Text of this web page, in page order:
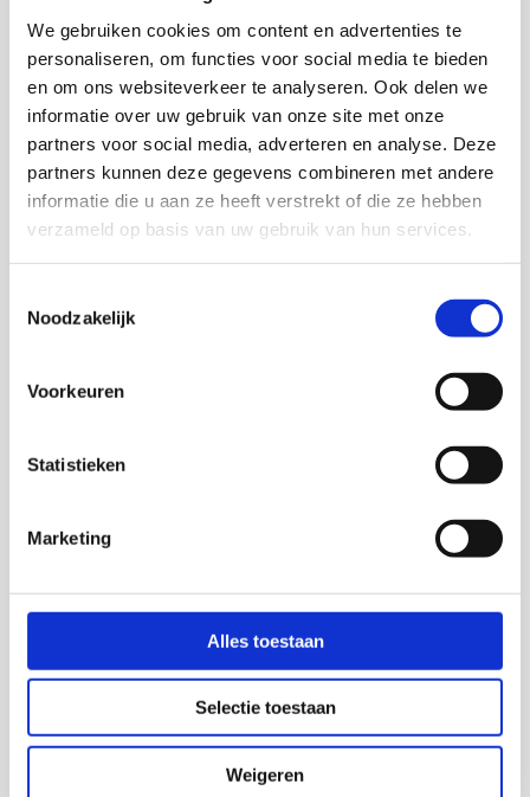
We gebruiken cookies om content en advertenties te
personaliseren, om functies voor social media te bieden
en om ons websiteverkeer te analyseren. Ook delen we
informatie over uw gebruik van onze site met onze
partners voor social media, adverteren en analyse. Deze
partners kunnen deze gegevens combineren met andere
informatie die u aan ze heeft verstrekt of die ze hebben
verzameld op basis van uw gebruik van hun services.
Noodzakelijk
Voorkeuren
Statistieken
Marketing
Alles toestaan
Selectie toestaan
Weigeren
30 oktober 2024 Lees later
Voortgangsrapportage NPLV
Bouwen, verduurzamen en
baangaranties helpen de leefbaarheid
en veiligheid te verbeteren
WijkWijzer/NPLV
meer
Voortgangsrapportage